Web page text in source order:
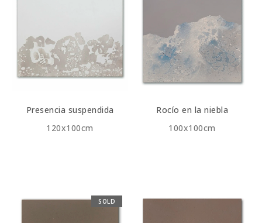
120x100cm
Presencia suspendida
100x100cm
Rocío en la niebla
SOLD